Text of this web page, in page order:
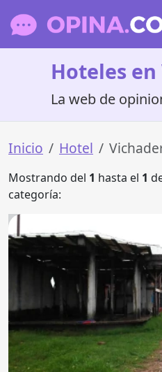
Hoteles
La web de
Inicio Hotel
Mostrando del 1 hasta el 1
categoría: